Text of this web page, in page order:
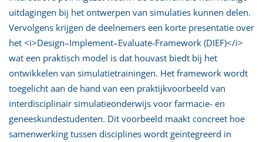
uitdagingen bij het ontwerpen van simulaties kunnen delen.
Vervolgens krijgen de deelnemers een korte presentatie over
het <i>Design–Implement–Evaluate-Framework (DIEF)</i>
wat een praktisch model is dat houvast biedt bij het
ontwikkelen van simulatietrainingen. Het framework wordt
toegelicht aan de hand van een praktijkvoorbeeld van
interdisciplinair simulatieonderwijs voor farmacie- en
geneeskundestudenten. Dit voorbeeld maakt concreet hoe
samenwerking tussen disciplines wordt geïntegreerd in